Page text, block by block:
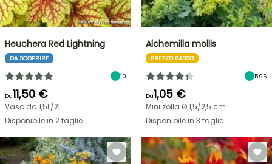
Heuchera Red Lightning
DA SCOPRIRE
10
Da11,50 €
Vaso da 1,5L/2L
Disponibile in 2 taglie
Alchemilla mollis
PREZZO BASSO
596
Da1,05 €
Mini zolla Ø 1,5/2,5 cm
Disponibile in 3 taglie